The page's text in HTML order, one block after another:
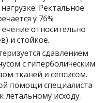
Ректальное
у 76%
относительно
и стойкое.
сдавлением
с гиперболическим
тканей и сепсисом.
помощи специалиста
летальному исходу.